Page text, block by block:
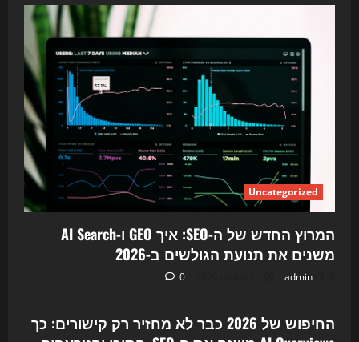
Uncategorized
המרוץ החדש של ה-SEO: איך GEO ו-AI Search
משנים את תנועת הגולשים ב-2026
admin
0 Uncategorized
החיפוש של 2026 כבר לא מחזיר רק קישורים: כך